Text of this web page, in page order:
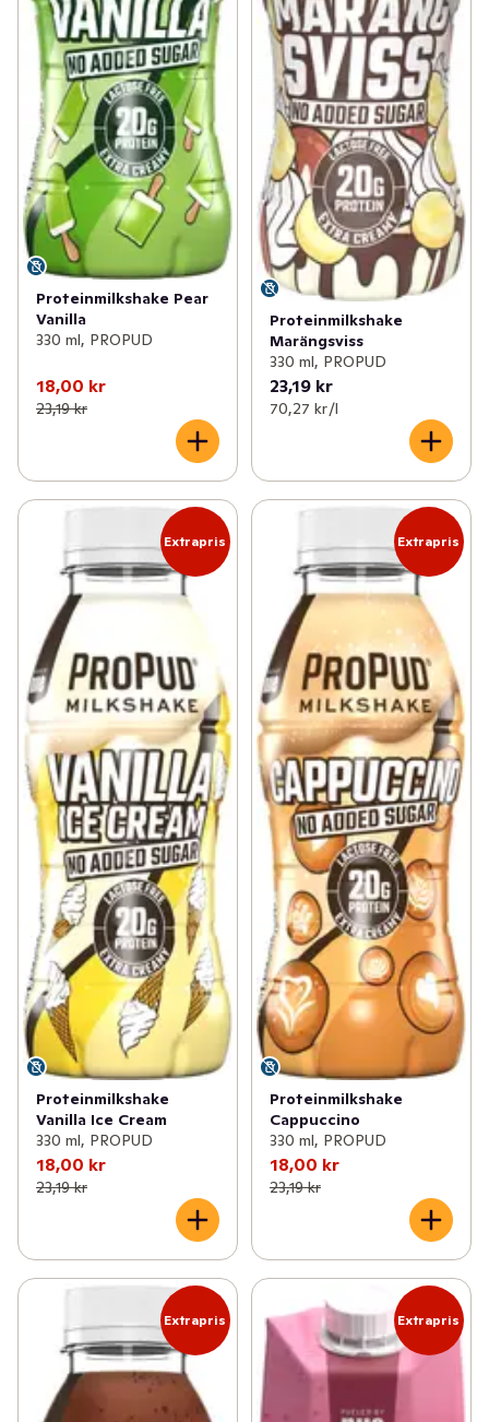
Proteinmilkshake Pear
Vanilla
330 ml, PROPUD
18,00 kr
23,19 kr
Proteinmilkshake
Marängsviss
330 ml, PROPUD
23,19 kr
70,27 kr /l
Extrapris
Proteinmilkshake
Vanilla Ice Cream
330 ml, PROPUD
18,00 kr
23,19 kr
Extrapris
Proteinmilkshake
Cappuccino
330 ml, PROPUD
18,00 kr
23,19 kr
Extrapris Extrapris